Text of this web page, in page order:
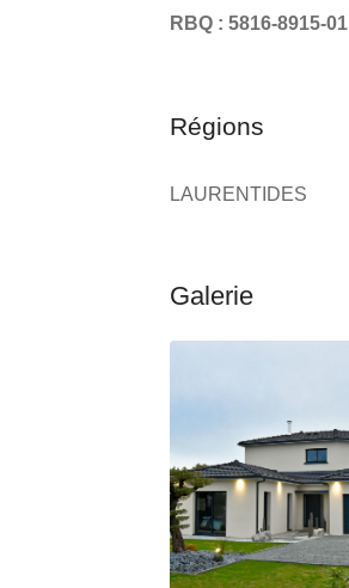
RBQ : 5816-8915-01
Régions
LAURENTIDES